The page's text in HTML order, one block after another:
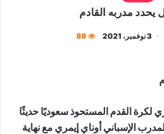
يحدد مدربه القادم
3 نوفمبر، 2021 89
لكرة القدم المستحوذ سعوديًا حديثًا
الإسباني أوناي إيمري مع نهاية